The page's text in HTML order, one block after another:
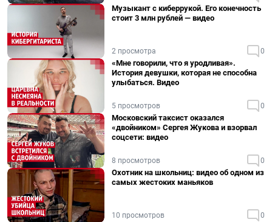
Музыкант с киберрукой. Его конечность
стоит 3 млн рублей — видео
2 просмотра 0
«Мне говорили, что я уродливая».
История девушки, которая не способна
улыбаться. Видео
5 просмотров 0
Московский таксист оказался
«двойником» Сергея Жукова и взорвал
соцсети: видео
8 просмотров 0
Охотник на школьниц: видео об одном из
самых жестоких маньяков
10 просмотров 0